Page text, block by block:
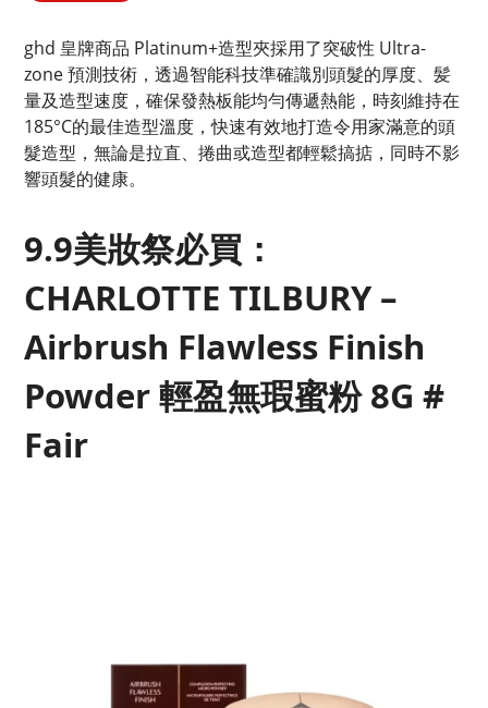
ghd 皇牌商品 Platinum+造型夾採用了突破性 Ultra-
zone 預測技術，透過智能科技準確識別頭髮的厚度、髪
量及造型速度，確保發熱板能均勻傳遞熱能，時刻維持在
185°C的最佳造型溫度，快速有效地打造令用家滿意的頭
髮造型，無論是拉直、捲曲或造型都輕鬆搞掂，同時不影
響頭髮的健康。
9.9美妝祭必買：
CHARLOTTE TILBURY –
Airbrush Flawless Finish
Powder 輕盈無瑕蜜粉 8G #
Fair